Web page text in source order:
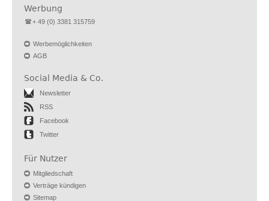
Werbung
+ 49 (0) 3381 315759
Werbemöglichkeiten
AGB
Social Media & Co.
Newsletter
RSS
Facebook
Twitter
Für Nutzer
Mitgliedschaft
Verträge kündigen
Sitemap